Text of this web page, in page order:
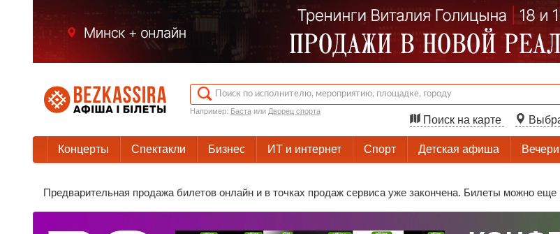
Например: Бастаили Дворец спорта
Поиск на карте
Концерты Спектакли Бизнес ИТ и интернет Спорт Детская афиша
Предварительная продажа билетов онлайн и в точках продаж сервиса уже закончена. Билеты можно еще